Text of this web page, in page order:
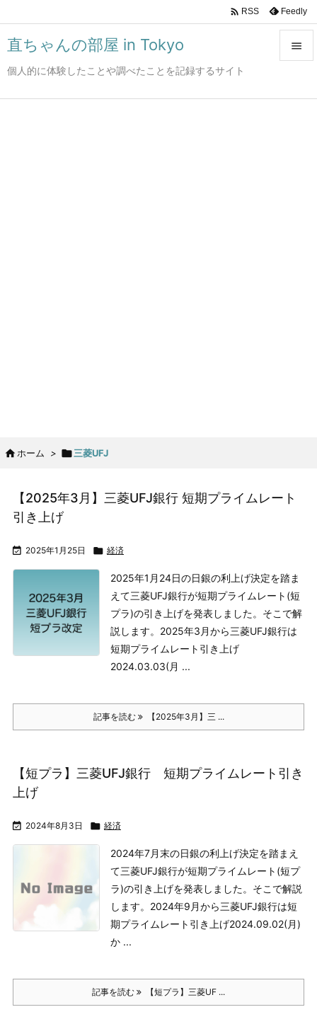
直ちゃんの部屋 in Tokyo
個人的に体験したことや調べたことを記録するサイト

 RSS Feedly
 ホーム > 三菱UFJ
【2025年3月】三菱UFJ銀行 短期プライムレート
引き上げ
 2025年1月25日  経済
2025年1月24日の日銀の利上げ決定を踏ま
えて三菱UFJ銀行が短期プライムレート(短
プラ)の引き上げを発表しました。そこで解
説します。 2025年3月から三菱UFJ銀行は
短期プライムレート引き上げ
2024.03.03(月 ...
記事を読む 【2025年3月】三 ...
【短プラ】三菱UFJ銀行 短期プライムレート引き
上げ
 2024年8月3日  経済
2024年7月末の日銀の利上げ決定を踏まえ
て三菱UFJ銀行が短期プライムレート(短プ
ラ)の引き上げを発表しました。そこで解説
します。 2024年9月から三菱UFJ銀行は短
期プライムレート引き上げ2024.09.02(月)
か ...
記事を読む 【短プラ】三菱UF ...